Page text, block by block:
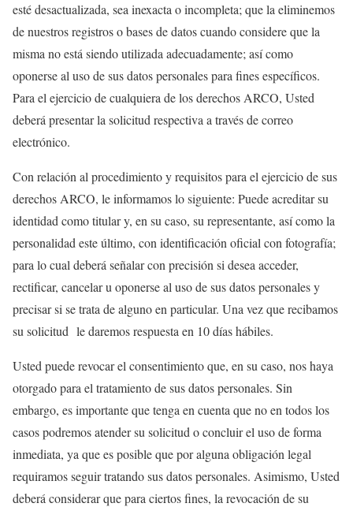
esté desactualizada, sea inexacta o incompleta; que la eliminemos
de nuestros registros o bases de datos cuando considere que la
misma no está siendo utilizada adecuadamente; así como
oponerse al uso de sus datos personales para fines específicos.
Para el ejercicio de cualquiera de los derechos ARCO, Usted
deberá presentar la solicitud respectiva a través de correo
electrónico.
Con relación al procedimiento y requisitos para el ejercicio de sus
derechos ARCO, le informamos lo siguiente: Puede acreditar su
identidad como titular y, en su caso, su representante, así como la
personalidad este último, con identificación oficial con fotografía;
para lo cual deberá señalar con precisión si desea acceder,
rectificar, cancelar u oponerse al uso de sus datos personales y
precisar si se trata de alguno en particular. Una vez que recibamos
su solicitud le daremos respuesta en 10 días hábiles.
Usted puede revocar el consentimiento que, en su caso, nos haya
otorgado para el tratamiento de sus datos personales. Sin
embargo, es importante que tenga en cuenta que no en todos los
casos podremos atender su solicitud o concluir el uso de forma
inmediata, ya que es posible que por alguna obligación legal
requiramos seguir tratando sus datos personales. Asimismo, Usted
deberá considerar que para ciertos fines, la revocación de su